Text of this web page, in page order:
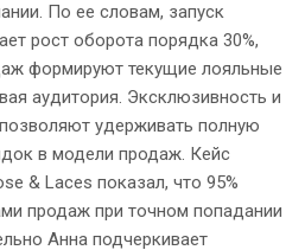
По ее словам, запуск
рост оборота порядка 30%,
формируют текущие лояльные
аудитория. Эксклюзивность и
удерживать полную
в модели продаж. Кейс
& Laces показал, что 95%
продаж при точном попадании
Анна подчеркивает